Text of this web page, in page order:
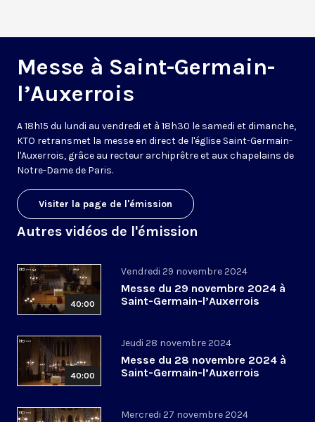
Messe à Saint-Germain-
l’Auxerrois
A 18h15 du lundi au vendredi et à 18h30 le samedi et dimanche,
KTO retransmet la messe en direct de l'église Saint-Germain-
l'Auxerrois, grâce au recteur archiprêtre et aux chapelains de
Notre-Dame de Paris.
Visiter la page de l'émission
Autres vidéos de l'émission
40:00
Vendredi 29 novembre 2024
Messe du 29 novembre 2024 à
Saint-Germain-l’Auxerrois
40:00
Jeudi 28 novembre 2024
Messe du 28 novembre 2024 à
Saint-Germain-l’Auxerrois
Mercredi 27 novembre 2024